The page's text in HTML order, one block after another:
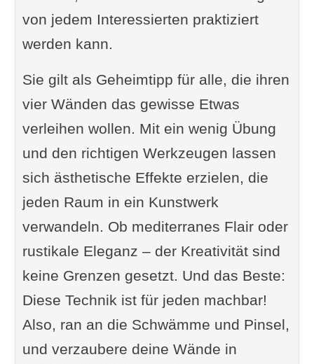
von jedem Interessierten praktiziert
werden kann.
Sie gilt als Geheimtipp für alle, die ihren
vier Wänden das gewisse Etwas
verleihen wollen. Mit ein wenig Übung
und den richtigen Werkzeugen lassen
sich ästhetische Effekte erzielen, die
jeden Raum in ein Kunstwerk
verwandeln. Ob mediterranes Flair oder
rustikale Eleganz – der Kreativität sind
keine Grenzen gesetzt. Und das Beste:
Diese Technik ist für jeden machbar!
Also, ran an die Schwämme und Pinsel,
und verzaubere deine Wände in